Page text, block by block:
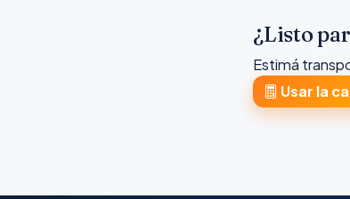
¿Listo
Estimá
Usar la